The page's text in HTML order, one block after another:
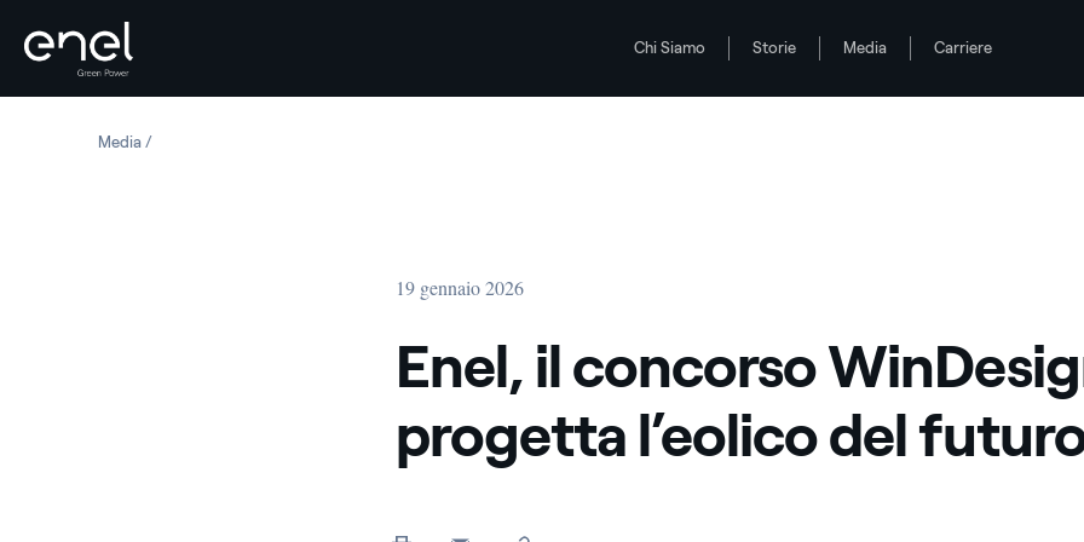
Chi Siamo Storie Media Carriere
MediaEnel, il concorso WinDesign progetta l’eolico del futuro
19 gennaio 2026
Enel, il concorso
progetta l’eolico del